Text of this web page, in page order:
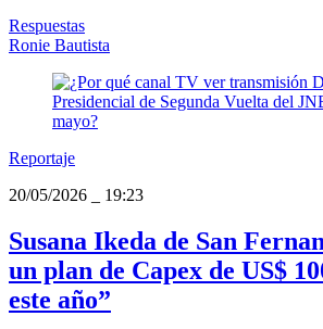
Respuestas
Ronie Bautista
Reportaje
20/05/2026
19:23
Susana Ikeda de San
un plan de Capex de US$
este año”